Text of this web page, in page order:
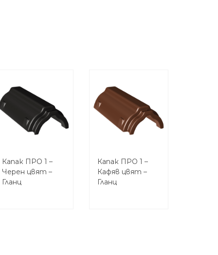
Капак ПРО 1 –
Черен цвят –
Гланц
Капак ПРО 1 –
Кафяв цвят –
Гланц